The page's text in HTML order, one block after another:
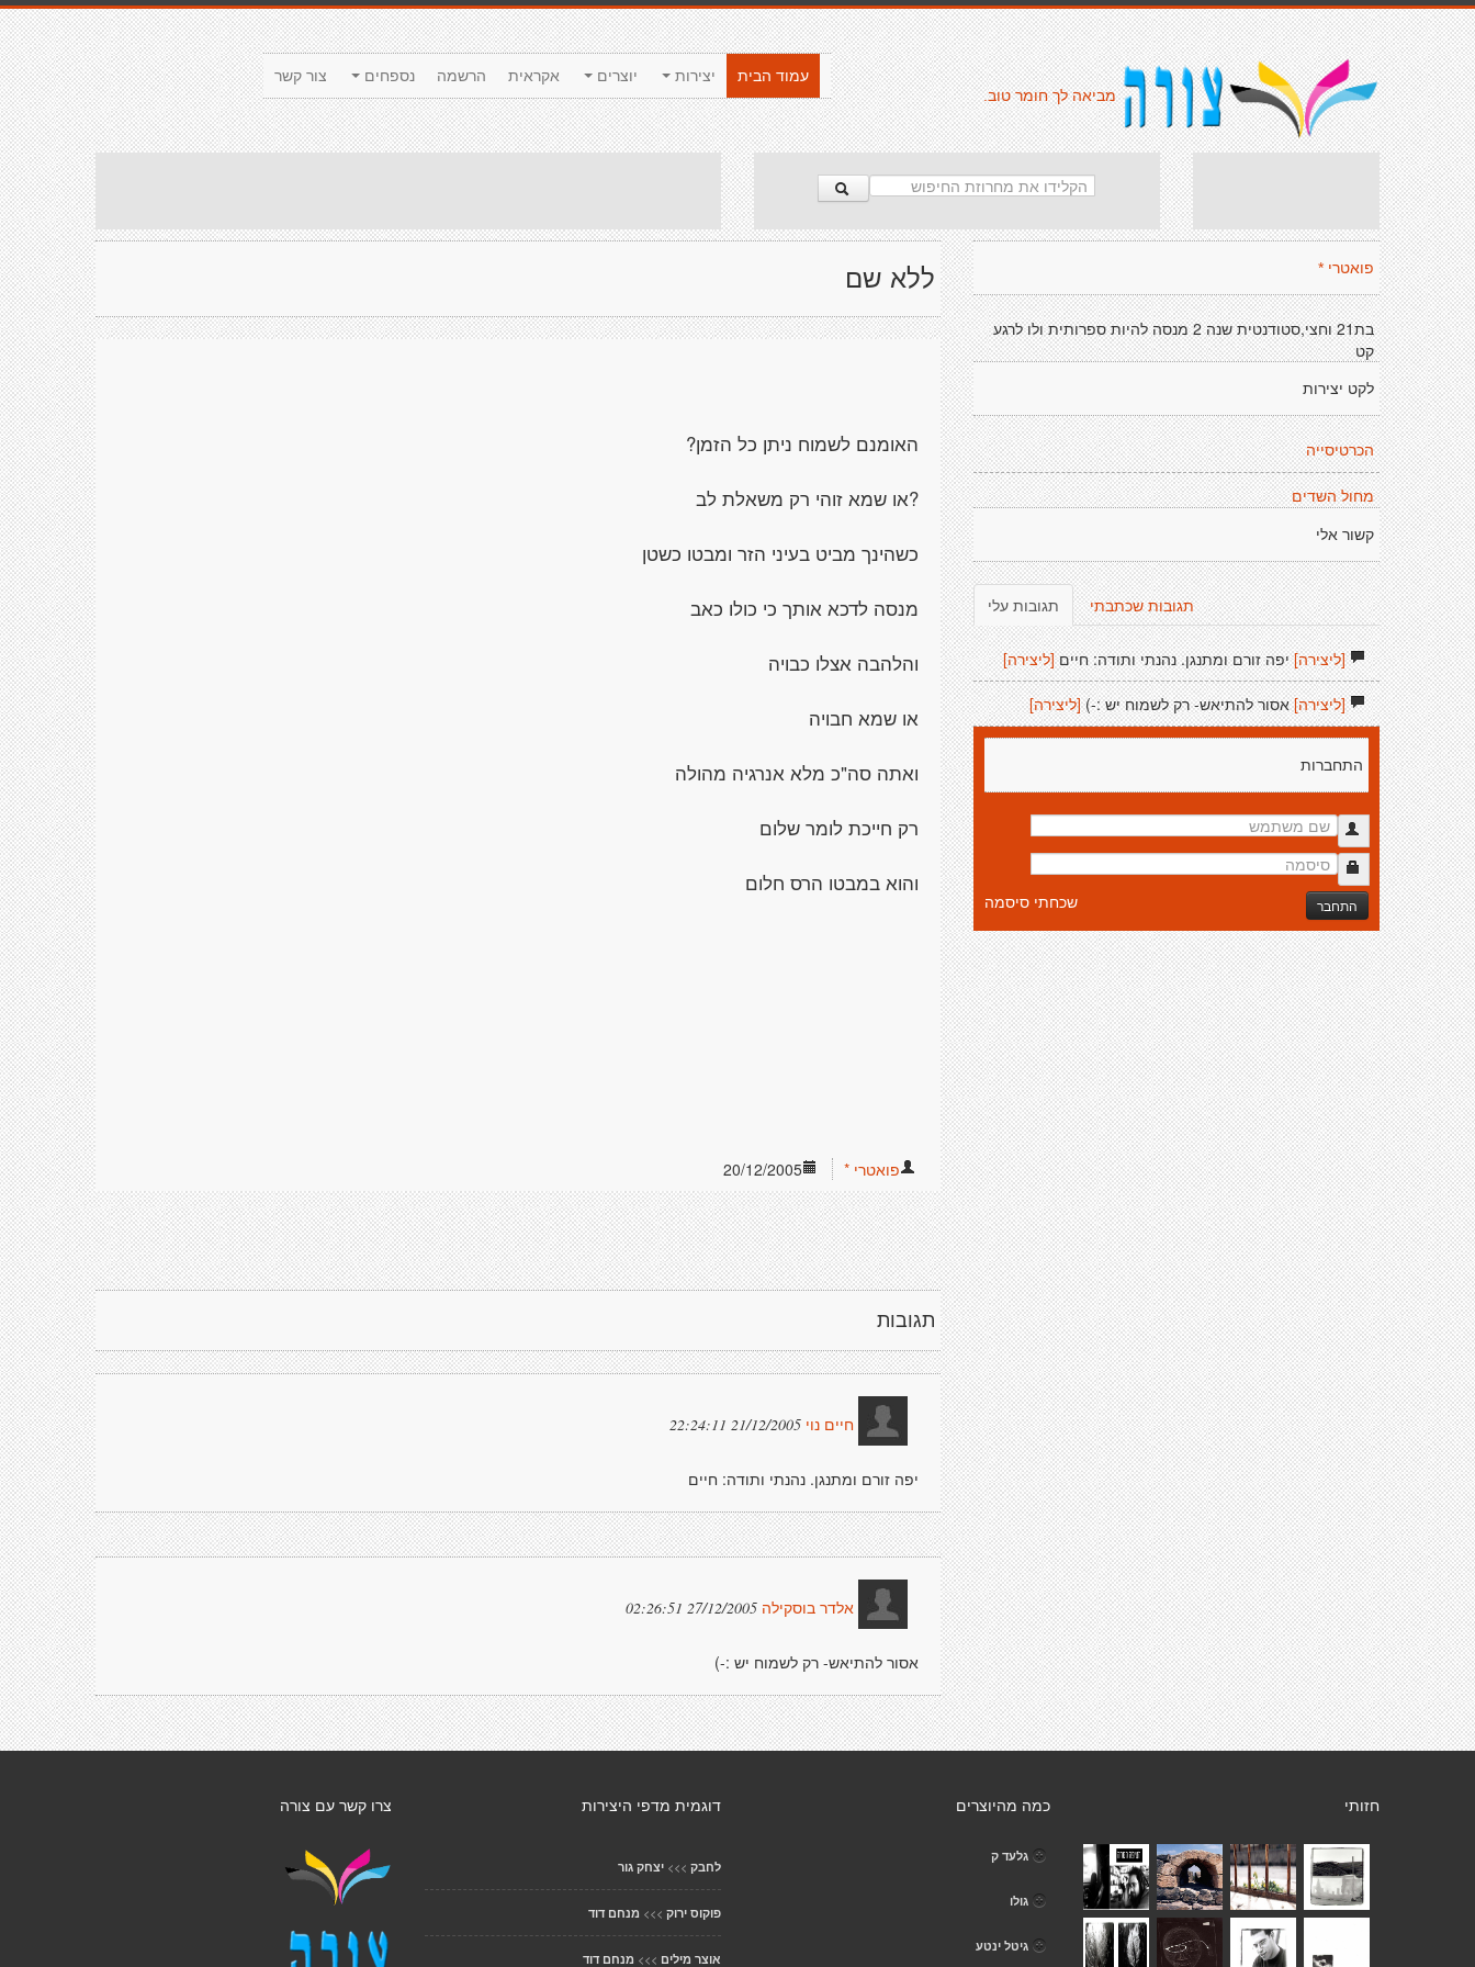
צור קשר נספחים הרשמה אקראית יוצרים יצירות
עמוד הבית
מביאה לך חומר טוב.
ללא שם
האומנם לשמוח ניתן כל הזמן?
?או שמא זוהי רק משאלת לב
כשהינך מביט בעיני הזר ומבטו כשטן
מנסה לדכא אותך כי כולו כאב
והלהבה אצלו כבויה
או שמא חבויה
ואתה סה"כ מלא אנרגיה מהולה
רק חייכת לומר שלום
והוא במבטו הרס חלום
20/12/2005 פואטרי *
תגובות
חיים נוי 21/12/2005 22:24:11
יפה זורם ומתנגן. נהנתי ותודה: חיים
אלדר בוסקילה 27/12/2005 02:26:51
אסור להתיאש- רק לשמוח יש :-)
פואטרי *
בת21 וחצי,סטודנטית שנה 2 מנסה להיות ספרותית ולו לרגע
קט
לקט יצירות
הכרטיסייה
מחול השדים
קשור אלי
תגובות עלי תגובות שכתבתי
[ליצירה]יפה זורם ומתנגן. נהנתי ותודה: חיים [ליצירה]
[ליצירה]אסור להתיאש- רק לשמוח יש :-)[ליצירה]
התחברות
התחבר שכחתי סיסמה
צרו קשר עם צורה דוגמית מדפי היצירות
לחבק >>> יצחק גור
פוקוס ירוק >>> מנחם דוד
אוצר מילים >>> מנחם דוד
כמה מהיוצרים
גלעד ק
גולו
גיטל ינטע
חזותי